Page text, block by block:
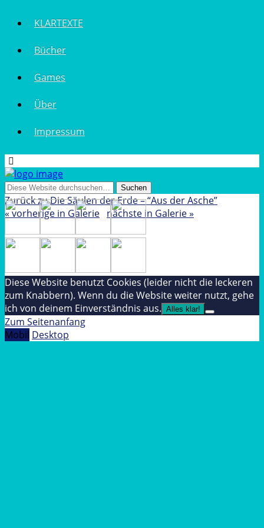
KLARTEXTE
Bücher
Games
Über
Impressum
Zurück zu Die Säulen der Erde – “Aus der Asche”
« vorherige in Galerie nächste in Galerie »
Diese Website benutzt Cookies (leider nicht die leckeren
zum Knabbern). Wenn du die Website weiter nutzt, gehe
ich von deinem Einverständnis aus. Alles klar!
Zum Seitenanfang
Mobil Desktop